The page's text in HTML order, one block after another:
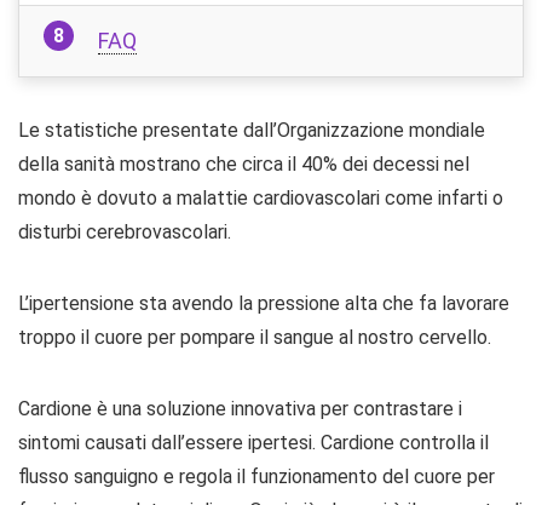
FAQ
Le statistiche presentate dall’Organizzazione mondiale
della sanità mostrano che circa il 40% dei decessi nel
mondo è dovuto a malattie cardiovascolari come infarti o
disturbi cerebrovascolari.
L’ipertensione sta avendo la pressione alta che fa lavorare
troppo il cuore per pompare il sangue al nostro cervello.
Cardione è una soluzione innovativa per contrastare i
sintomi causati dall’essere ipertesi. Cardione controlla il
flusso sanguigno e regola il funzionamento del cuore per